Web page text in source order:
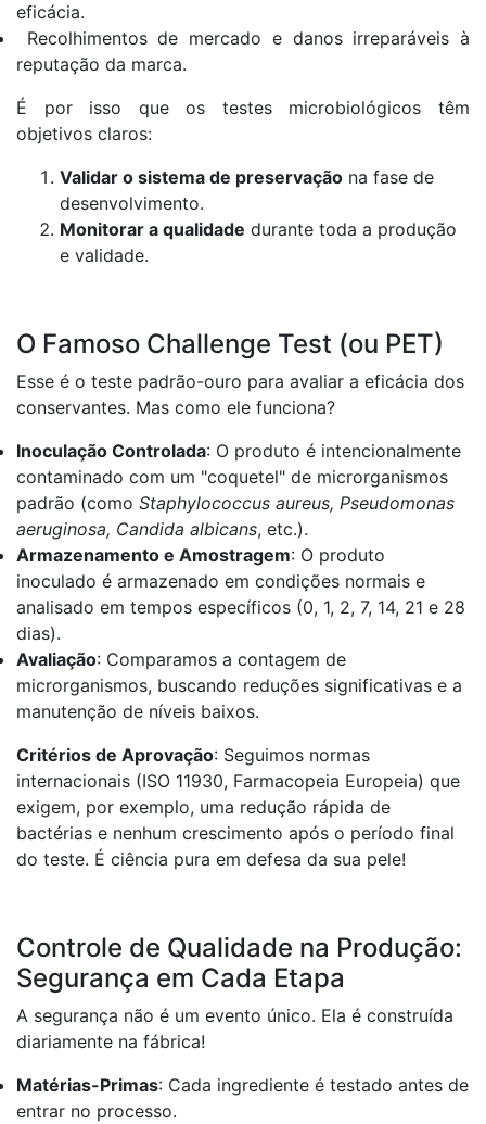
eficácia.
Recolhimentos de mercado e danos irreparáveis à
reputação da marca.
É por isso que os testes microbiológicos têm
objetivos claros:
Validar o sistema de preservação na fase de
desenvolvimento.
Monitorar a qualidade durante toda a produção
e validade.
O Famoso Challenge Test (ou PET)
Esse é o teste padrão-ouro para avaliar a eficácia dos
conservantes. Mas como ele funciona?
Inoculação Controlada: O produto é intencionalmente
contaminado com um "coquetel" de microrganismos
padrão (como Staphylococcus aureus, Pseudomonas
aeruginosa, Candida albicans, etc.).
Armazenamento e Amostragem: O produto
inoculado é armazenado em condições normais e
analisado em tempos específicos (0, 1, 2, 7, 14, 21 e 28
dias).
Avaliação: Comparamos a contagem de
microrganismos, buscando reduções significativas e a
manutenção de níveis baixos.
Critérios de Aprovação: Seguimos normas
internacionais (ISO 11930, Farmacopeia Europeia) que
exigem, por exemplo, uma redução rápida de
bactérias e nenhum crescimento após o período final
do teste. É ciência pura em defesa da sua pele!
Controle de Qualidade na Produção:
Segurança em Cada Etapa
A segurança não é um evento único. Ela é construída
diariamente na fábrica!
Matérias-Primas: Cada ingrediente é testado antes de
entrar no processo.